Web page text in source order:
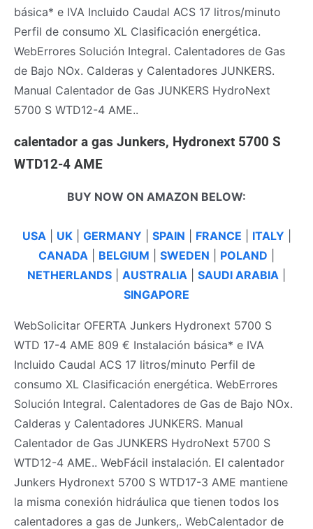
básica* e IVA Incluido Caudal ACS 17 litros/minuto
Perfil de consumo XL Clasificación energética.
WebErrores Solución Integral. Calentadores de Gas
de Bajo NOx. Calderas y Calentadores JUNKERS.
Manual Calentador de Gas JUNKERS HydroNext
5700 S WTD12-4 AME..
calentador a gas Junkers, Hydronext 5700 S
WTD12-4 AME
BUY NOW ON AMAZON BELOW:
USA UK| GERMANY SPAIN FRANCE ITALY
CANADA
BELGIUM SWEDEN POLAND
NETHERLANDS
AUSTRALIA SAUDI ARABIA
SINGAPORE
WebSolicitar OFERTA Junkers Hydronext 5700 S
WTD 17-4 AME 809 € Instalación básica* e IVA
Incluido Caudal ACS 17 litros/minuto Perfil de
consumo XL Clasificación energética. WebErrores
Solución Integral. Calentadores de Gas de Bajo NOx.
Calderas y Calentadores JUNKERS. Manual
Calentador de Gas JUNKERS HydroNext 5700 S
WTD12-4 AME.. WebFácil instalación. El calentador
Junkers Hydronext 5700 S WTD17-3 AME mantiene
la misma conexión hidráulica que tienen todos los
calentadores a gas de Junkers,. WebCalentador de